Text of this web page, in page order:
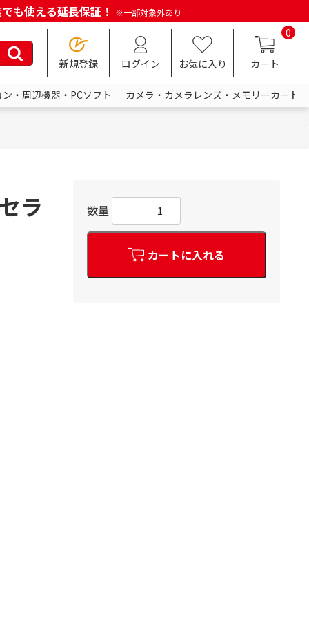
も使える延長保証！ ※一部対象外あり
新規登録 ログイン お気に入り
0
カート
・周辺機器・PCソフト カメラ・カメラレンズ・メモリーカード
ラ 数量
カートに入れる